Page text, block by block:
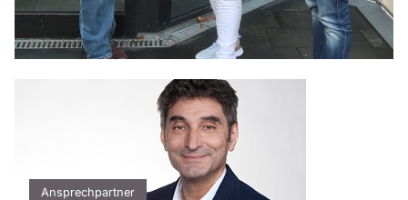
Ansprechpartner